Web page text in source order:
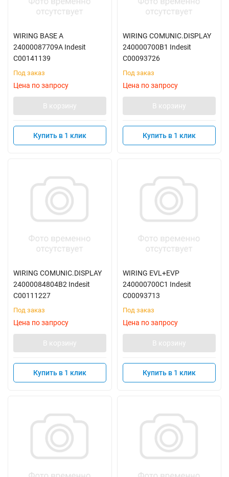
WIRING BASE A
24000087709A Indesit
C00141139
Под заказ
Цена по запросу
В корзину
Купить в 1 клик
WIRING COMUNIC.DISPLAY
240000700B1 Indesit
C00093726
Под заказ
Цена по запросу
В корзину
Купить в 1 клик
WIRING COMUNIC.DISPLAY
24000084804B2 Indesit
C00111227
Под заказ
Цена по запросу
В корзину
Купить в 1 клик
WIRING EVL+EVP
240000700C1 Indesit
C00093713
Под заказ
Цена по запросу
В корзину
Купить в 1 клик